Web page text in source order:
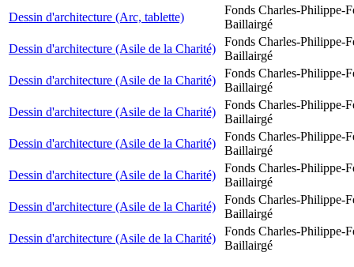
Dessin d'architecture (Arc, tablette)
Fonds Charles-Philippe-
Baillairgé
Dessin d'architecture (Asile de la Charité)
Fonds Charles-Philippe-
Baillairgé
Dessin d'architecture (Asile de la Charité)
Fonds Charles-Philippe-
Baillairgé
Dessin d'architecture (Asile de la Charité)
Fonds Charles-Philippe-
Baillairgé
Dessin d'architecture (Asile de la Charité)
Fonds Charles-Philippe-
Baillairgé
Dessin d'architecture (Asile de la Charité)
Fonds Charles-Philippe-
Baillairgé
Dessin d'architecture (Asile de la Charité)
Fonds Charles-Philippe-
Baillairgé
Dessin d'architecture (Asile de la Charité)
Fonds Charles-Philippe-
Baillairgé